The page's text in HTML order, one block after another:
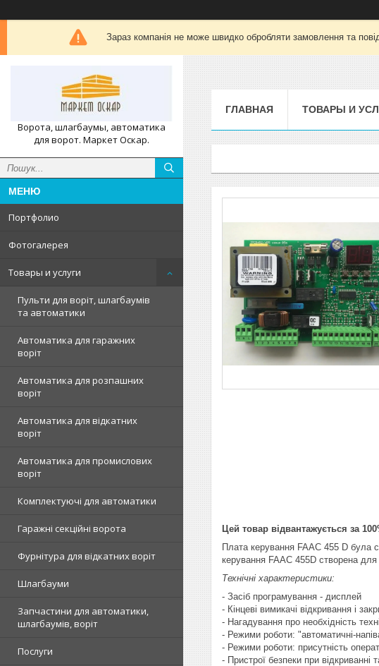
Зараз компанія не може швидко обробляти замовлення та
Ворота, шлагбаумы, автоматика
для ворот. Маркет Оскар.
Портфолио
Фотогалерея
Товары и услуги
Пульти для воріт, шлагбаумів
та автоматики
Автоматика для гаражних
воріт
Автоматика для розпашних
воріт
Автоматика для відкатних
воріт
Автоматика для промислових
воріт
Комплектуючі для автоматики
Гаражні секційні ворота
Фурнітура для відкатних воріт
Шлагбауми
Запчастини для автоматики,
шлагбаумів, воріт
Послуги
ГЛАВНАЯ ТОВАРЫ И
Цей товар відвантажується за
Плата керування FAAC 455 D була
керування FAAC 455D створена
Технічні характеристики:
- Засіб програмування - дисплей
- Кінцеві вимикачі відкривання і
- Нагадування про необхідність
- Режими роботи: "автоматичні-
- Режими роботи: присутність
- Пристрої безпеки при відкриванні